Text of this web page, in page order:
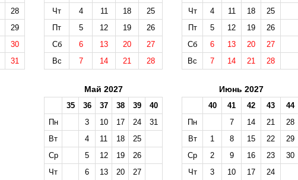
28
29
30
31
Чт
4 11 18
25
Пт
5 12 19
26
Сб
6 13 20
27
Вс
7 14 21 28
Чт
4 11 18
25
Пт
5 12 19
26
Сб
6 13 20
27
Вс
7 14 21 28
Май 2027
35 36 37 38 39
40
Пн
3 10 17 24
31
Вт
4 11 18
25
Ср
5 12 19
26
Чт
6 13 20 27
Июнь 2027
40 41 42 43
44
Пн
7 14 21
28
Вт
1 8 15 22
29
Ср
2 9 16 23
30
Чт
3 10 17 24